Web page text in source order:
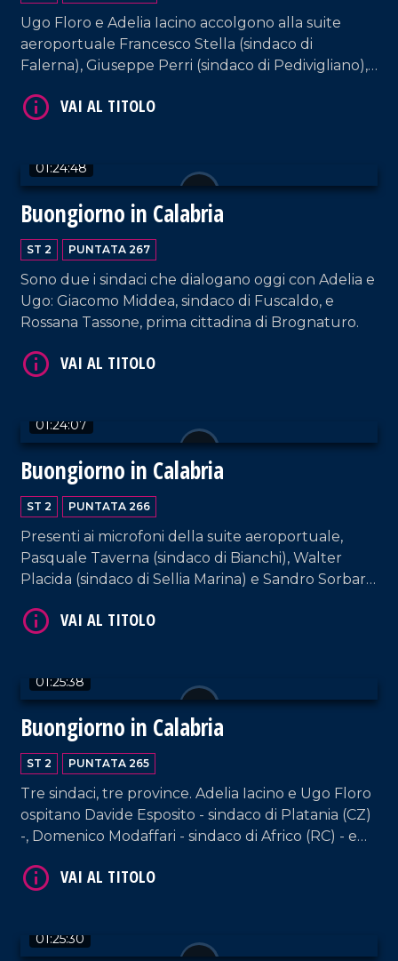
Ugo Floro e Adelia Iacino accolgono alla suite
aeroportuale Francesco Stella (sindaco di
Falerna), Giuseppe Perri (sindaco di Pedivigliano),
Mariateresa Fragomeni (sindaca di Siderno).
01:24:48
Buongiorno in Calabria
ST 2 PUNTATA 267
Sono due i sindaci che dialogano oggi con Adelia e
Ugo: Giacomo Middea, sindaco di Fuscaldo, e
Rossana Tassone, prima cittadina di Brognaturo.
01:24:07
Buongiorno in Calabria
ST 2 PUNTATA 266
Presenti ai microfoni della suite aeroportuale,
Pasquale Taverna (sindaco di Bianchi), Walter
Placida (sindaco di Sellia Marina) e Sandro Sorbara,
01:25:38
Buongiorno in Calabria
ST 2 PUNTATA 265
Tre sindaci, tre province. Adelia Iacino e Ugo Floro
ospitano Davide Esposito - sindaco di Platania (CZ)
-, Domenico Modaffari - sindaco di Africo (RC) - e
d'Epiro (CS).
VAI AL TITOLO
01:25:30
VAI AL TITOLO
VAI AL TITOLO
VAI AL TITOLO
VAI AL TITOLO